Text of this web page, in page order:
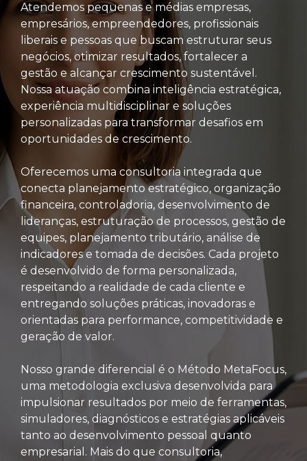
Atendemos pequenas e médias empresas,
empresários, empreendedores, profissionais
liberais e pessoas que buscam estruturar seus
negócios, otimizar resultados, fortalecer a
gestão e alcançar crescimento sustentável.
Nossa atuação combina inteligência estratégica,
experiência multidisciplinar e soluções
personalizadas para transformar desafios em
oportunidades de crescimento.
Oferecemos uma consultoria integrada que
conecta planejamento estratégico, organização
financeira, controladoria, desenvolvimento de
lideranças, estruturação de processos, gestão de
equipes, planejamento tributário, análise de
indicadores e tomada de decisões. Cada projeto
é desenvolvido de forma personalizada,
respeitando a realidade de cada cliente e
entregando soluções práticas, inovadoras e
orientadas para performance, competitividade e
geração de valor.
Nosso grande diferencial é o Método MetaFocus,
uma metodologia exclusiva desenvolvida para
impulsionar resultados por meio de ferramentas,
simuladores, diagnósticos e estratégias aplicáveis
tanto ao desenvolvimento pessoal quanto
empresarial. Mais do que consultoria,